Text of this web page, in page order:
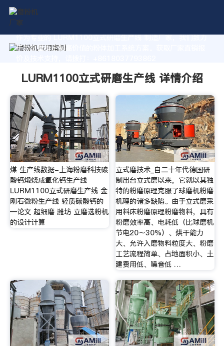
作为专业的 LURM1100立式研磨生产线 制造厂家，我们致力
于为您量身定制高价值的粉体加工系统方案。获取厂家直销报
LURM1100立式研磨生产线 详情介绍
煤 生产线数据-上海粉磨科技碳
酸钙煅烧成氧化钙生产线
LURM1100立式研磨生产线 金
刚石微粉生产线 轻质碳酸钙的
—论文 超细磨 潍坊 立磨选粉机
的设计计算
立式磨技术_自二十年代德国研
制出台立式磨以来，它就以其独
特的粉磨原理克服了球磨机粉磨
机理的诸多缺陷。由于立式磨采
用料床粉磨原理粉磨物料，具有
粉磨效率高、电耗低（比球磨机
节电20～30%）、烘干能力
大、允许入磨物料粒度大、粉磨
工艺流程简单、占地面积小、土
建费用低、噪音低 …